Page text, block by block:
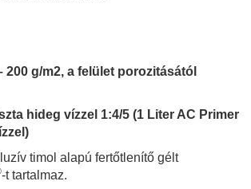
200 g/m2, a felület porozitásától
hideg vízzel 1:4/5 (1 Liter AC Primer
timol alapú fertőtlenítő gélt
-t tartalmaz.